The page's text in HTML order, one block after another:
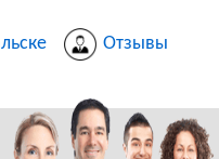
Отзывы